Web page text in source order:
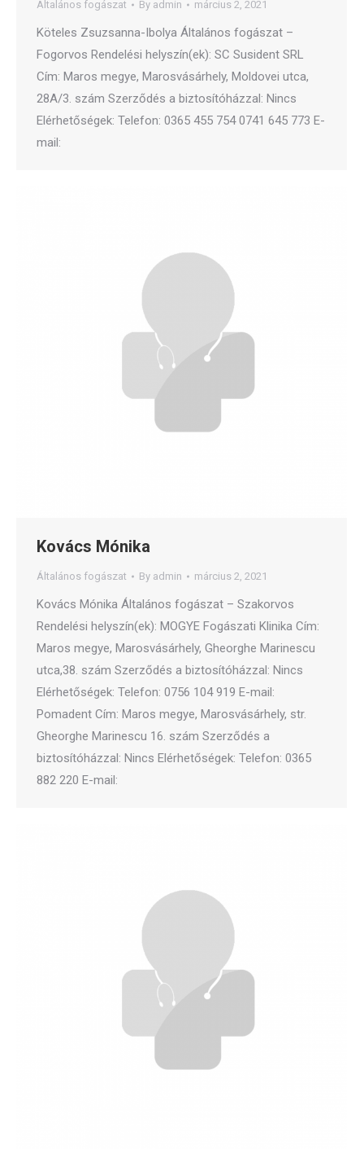
Általános fogászat By admin március 2, 2021
Köteles Zsuzsanna-Ibolya Általános fogászat –
Fogorvos Rendelési helyszín(ek): SC Susident SRL
Cím: Maros megye, Marosvásárhely, Moldovei utca,
28A/3. szám Szerződés a biztosítóházzal: Nincs
Elérhetőségek: Telefon: 0365 455 754 0741 645 773 E-
mail:
Kovács Mónika
Általános fogászat By admin március 2, 2021
Kovács Mónika Általános fogászat – Szakorvos
Rendelési helyszín(ek): MOGYE Fogászati Klinika Cím:
Maros megye, Marosvásárhely, Gheorghe Marinescu
utca,38. szám Szerződés a biztosítóházzal: Nincs
Elérhetőségek: Telefon: 0756 104 919 E-mail:
Pomadent Cím: Maros megye, Marosvásárhely, str.
Gheorghe Marinescu 16. szám Szerződés a
biztosítóházzal: Nincs Elérhetőségek: Telefon: 0365
882 220 E-mail: